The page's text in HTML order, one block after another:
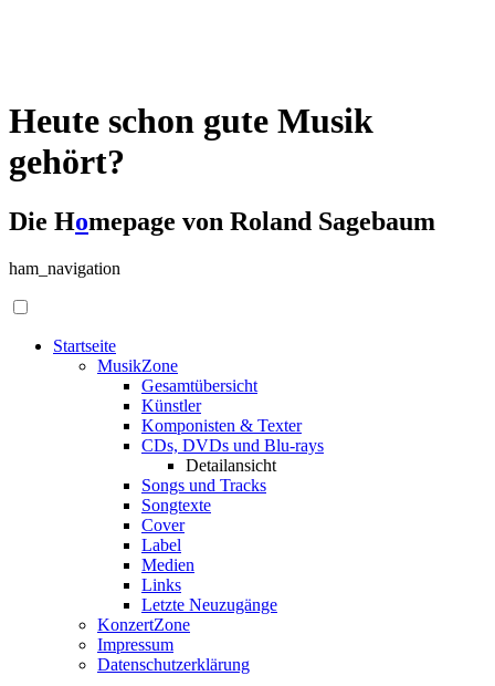
Heute schon gute Musik
gehört?
Die Homepage von Roland Sagebaum
ham_navigation
Startseite
MusikZone
Gesamtübersicht
Künstler
Komponisten & Texter
CDs, DVDs und Blu-rays
Detailansicht
Songs und Tracks
Songtexte
Cover
Label
Medien
Links
Letzte Neuzugänge
KonzertZone
Impressum
Datenschutzerklärung